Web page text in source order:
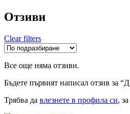
Отзиви
Clear filters
Все още няма отзиви.
Бъдете първият написал отзив за
Трябва да влезнете в профила си,